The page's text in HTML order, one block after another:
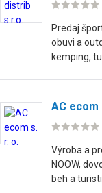
Predaj
obuvi a
kemping,
AC ecom
Výroba a
NOOW,
beh a